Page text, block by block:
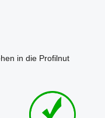
in die Profilnut